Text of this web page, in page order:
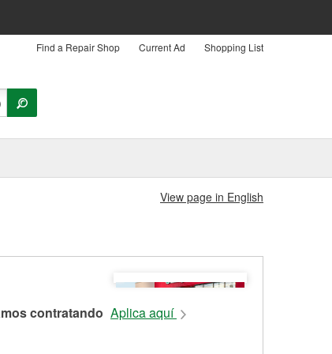
Find a Repair Shop Current Ad Shopping List
View page in English
contratando Aplica aquí